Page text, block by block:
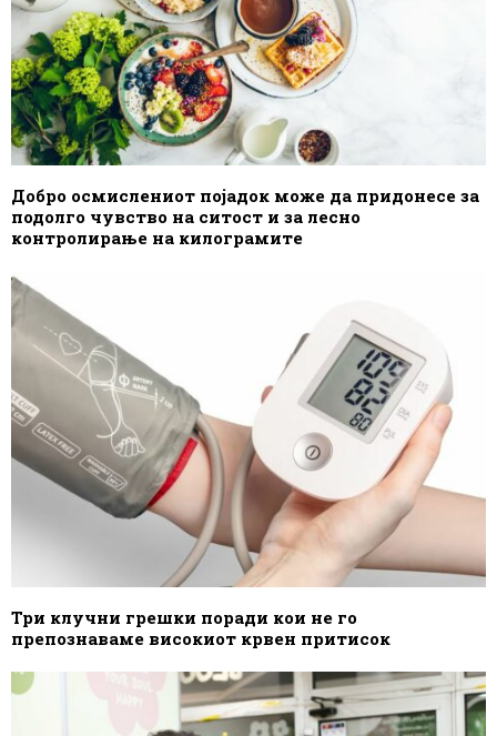
Добро осмислениот појадок може да придонесе за
подолго чувство на ситост и за лесно
контролирање на килограмите
Три клучни грешки поради кои не го
препознаваме високиот крвен притисок